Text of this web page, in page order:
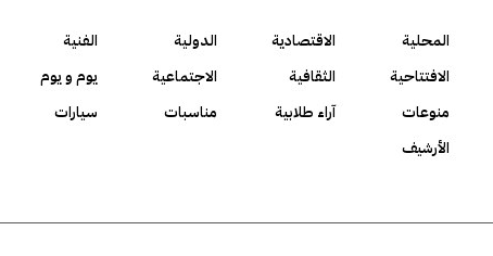
المحلية الاقتصادية الدولية الفنية
الافتتاحية الثقافية الاجتماعية يوم و يوم
منوعات آراء طلابية مناسبات سيارات
الأرشيف